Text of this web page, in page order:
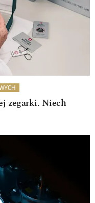
zegarki. Niech